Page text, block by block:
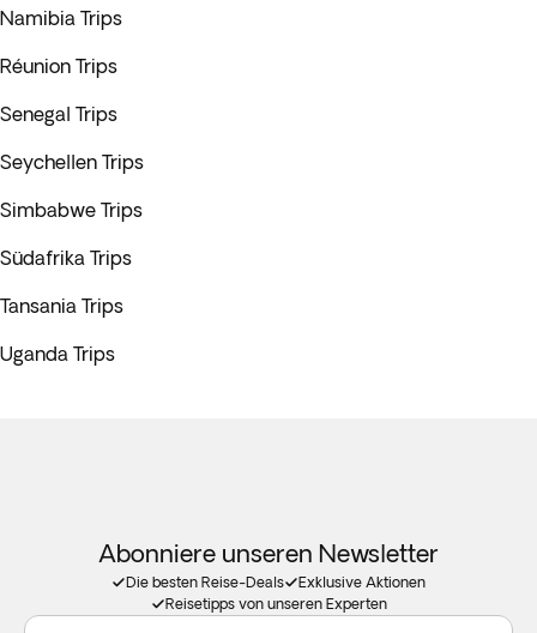
Namibia Trips
Réunion Trips
Senegal Trips
Seychellen Trips
Simbabwe Trips
Südafrika Trips
Tansania Trips
Uganda Trips
Abonniere unseren Newsletter
Die besten Reise-Deals
Exklusive Aktionen
Reisetipps von unseren Experten